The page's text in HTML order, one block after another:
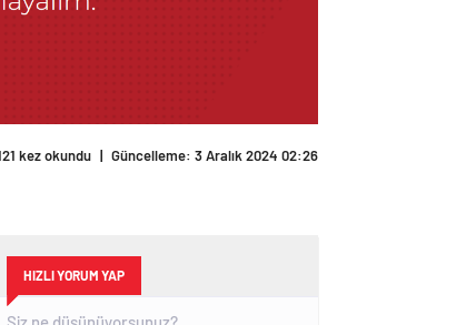
kez okundu | Güncelleme: 3 Aralık 2024 02:26
HIZLI YORUM YAP